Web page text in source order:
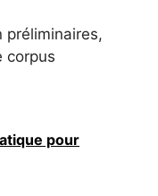
préliminaires,
corpus
pour